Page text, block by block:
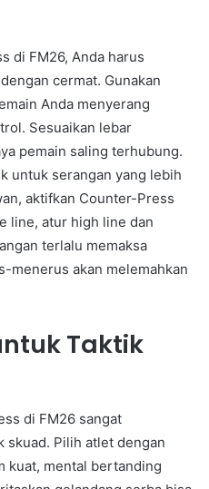
di FM26, Anda harus
cermat. Gunakan
Anda menyerang
Sesuaikan lebar
pemain saling terhubung.
untuk serangan yang lebih
aktifkan Counter-Press
line, atur high line dan
terlalu memaksa
menerus akan melemahkan
Taktik
di FM26 sangat
skuad. Pilih atlet dengan
kuat, mental bertanding